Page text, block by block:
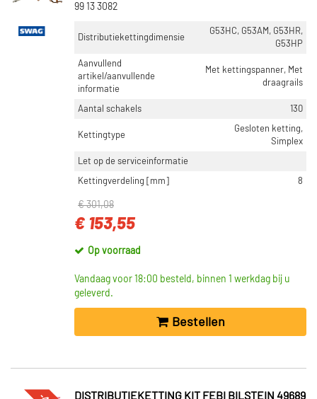
99 13 3082
Distributiekettingdimensie
G53HC, G53AM, G53HR,
G53HP
Aanvullend
artikel/aanvullende
informatie
Met kettingspanner, Met
draagrails
Aantal schakels 130
Kettingtype
Gesloten ketting,
Simplex
Let op de serviceinformatie
Kettingverdeling [mm]
8
€ 301,08
€ 153,55
Op voorraad
Vandaag voor 18:00 besteld, binnen 1 werkdag bij u
geleverd.
Bestellen
DISTRIBUTIEKETTING KIT FEBI BILSTEIN 49689